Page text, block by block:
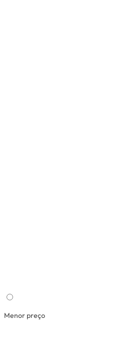
Menor preço